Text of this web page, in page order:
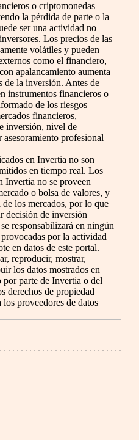
o criptomonedas
la pérdida de parte o la
ser una actividad no
Los precios de las
volátiles y pueden
como el financiero,
apalancamiento aumenta
de la inversión. Antes de
instrumentos financieros o
de los riesgos
financieros,
inversión, nivel de
profesional
en Invertia no son
en tiempo real. Los
Invertia no se proveen
o bolsa de valores, y
los mercados, por lo que
decisión de inversión
responsabilizará en ningún
por la actividad
en datos de este portal.
reproducir, mostrar,
los datos mostrados en
parte de Invertia o del
derechos de propiedad
los proveedores de datos